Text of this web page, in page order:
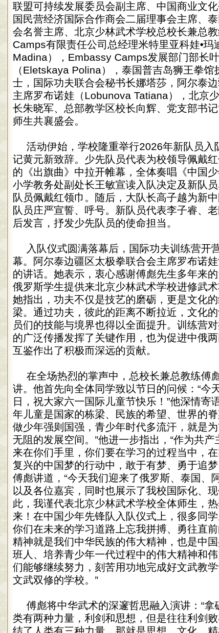
联盟可持续发展委员会副主席、中国商业文
国民营经济国际合作商会二届理事会主席、
会名誉主席、北京少林武术学校总校长兼总
Camps有限责任公司总经理米特里亚科娃•
Madina），Embassy Camps发展部门部长
（Eletskaya Polina），泰国普吉岛狮王拳
士，国际功夫联合会秘书长娜塔莎，阿尔泰
主席罗布诺娃（Lobunova Tatiana），北京
长朱晓军、总部教学区校长向辉、党支部书
师生共襄盛会。
活动伊始，学校隆重举行2026年新队员入
记黄元新致辞。少先队员代表为校领导佩戴
的《出旗曲》中拉开帷幕，全体奏唱《中国
小学教务处副处长王敏宣读入队决定及新队
队员佩戴红领巾。随后，大队长高子越为新
队员庄严宣誓、呼号。新队员代表李子睿、
后发言，抒发少先队员的使命担当。
入队仪式圆满落幕后，国际功夫训练营开
幕。阿尔泰边疆区太极拳联合会主席罗布诺
的讲话。她表示，衷心感谢傅彪先生多年来
俄罗斯学生提供来北京少林武术学校进修武
她指出，功夫不仅是技艺的磨砺，更是文化
梁。通过功夫，彼此的距离不断拉近，文化
员们的技能与境界也得以全面提升。训练营
的广泛传播发挥了关键作用，也为促进中俄
互鉴作出了积极而深远的贡献。
在全场热烈的掌声中，总校长兼总教练傅
讲。他首先向全体同学致以节日的问候：“今
日，祝大家六一国际儿童节快乐！”他深情寄
年儿童是国家的栋梁、民族的希望、世界的
做少年强则国强，青少年时代多流汗，就是
无阻的发展空间。”他进一步指出，“作为共
来在你们手里，你们要在学习的过程当中，
复兴的中国梦的行动中，敢于有梦、勇于追
傅彪讲道，“今天我们迎来了俄罗斯、泰国、
以及各位嘉宾，同时也展示了我校国际化、
此，我谨代表北京少林武术学校全体师生，
来！在中国少年先锋队入队仪式上，很多同
你们在未来的学习道路上忘我拼搏、勇往直
精神就是我们中华民族的伟大精神，也是中
班人、培养青少年一代过程中的伟大精神和
们能够继续努力，刻苦用功地完成好文武教
文武双修的学校。”
傅彪将中华武术的深邃哲思融入演讲：“
类有两种力量，利剑和思想，但是往往利剑